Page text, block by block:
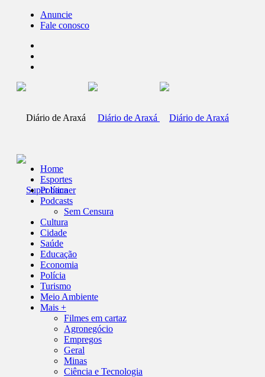
Anuncie
Fale conosco
Home
Esportes
Política
Podcasts
Sem Censura
Cultura
Cidade
Saúde
Educação
Economia
Polícia
Turismo
Meio Ambiente
Mais +
Filmes em cartaz
Agronegócio
Empregos
Geral
Minas
Ciência e Tecnologia